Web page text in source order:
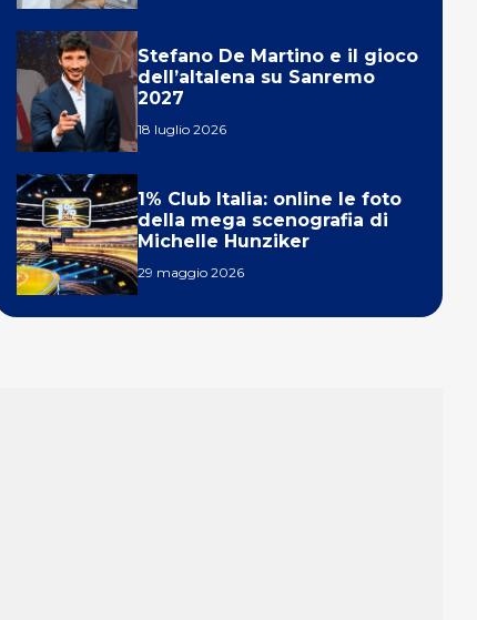
Stefano De Martino e il gioco
dell’altalena su Sanremo
2027
18 luglio 2026
1% Club Italia: online le foto
della mega scenografia di
Michelle Hunziker
29 maggio 2026